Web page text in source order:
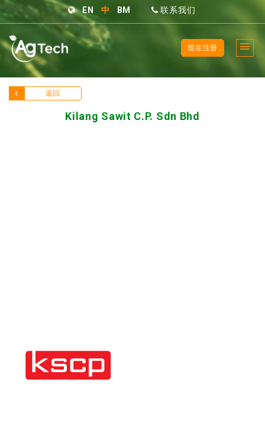
EN 中 BM 联系我们
现在注册
返回
Kilang Sawit C.P. Sdn Bhd